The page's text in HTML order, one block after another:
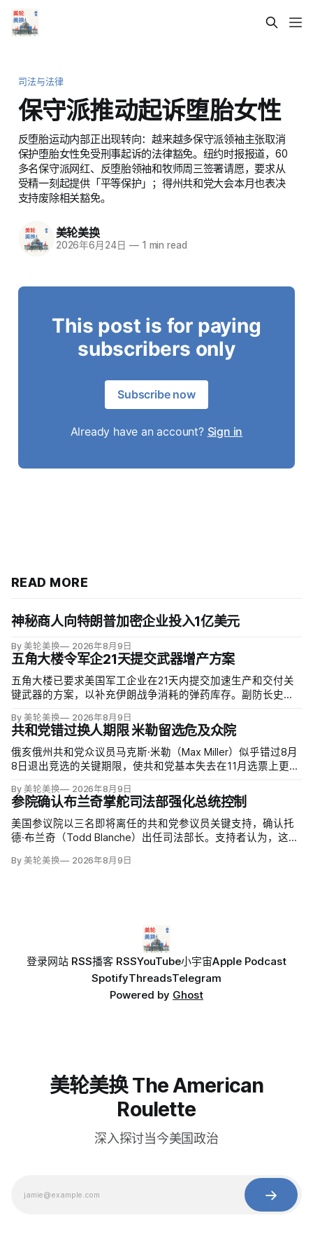
司法与法律
保守派推动起诉堕胎女性
反堕胎运动内部正出现转向：越来越多保守派领袖主张取消
保护堕胎女性免受刑事起诉的法律豁免。纽约时报报道，60
多名保守派网红、反堕胎领袖和牧师周三签署请愿，要求从
受精一刻起提供「平等保护」；得州共和党大会本月也表决
支持废除相关豁免。
美轮美换
2026年6月24日 —1 min read
This post is for paying
subscribers only
Subscribe now
Already have an account? Sign in
READ MORE
神秘商人向特朗普加密企业投入1亿美元
By 美轮美换 2026年8月9日
五角大楼令军企21天提交武器增产方案
五角大楼已要求美国军工企业在21天内提交加速生产和交付关
键武器的方案，以补充伊朗战争消耗的弹药库存。副防长史蒂
可接受，必须立即扩大产能；
By 美轮美换 2026年8月9日
共和党错过换人期限 米勒留选危及众院
俄亥俄州共和党众议员马克斯·米勒（Max Miller）似乎错过8月
8日退出竞选的关键期限，使共和党基本失去在11月选票上更换
Moreno）指控家暴并予以否认，众院道德委员会同时调查他是
否涉及家庭暴力、虐待或非法用药。
By 美轮美换 2026年8月9日
参院确认布兰奇掌舵司法部强化总统控制
美国参议院以三名即将离任的共和党参议员关键支持，确认托
德·布兰奇（Todd Blanche）出任司法部长。支持者认为，这位
冲动；
By 美轮美换 2026年8月9日
登录网站 RSS播客 RSSYouTube小宇宙Apple Podcast
SpotifyThreadsTelegram
Powered by Ghost
美轮美换 The American
Roulette
深入探讨当今美国政治